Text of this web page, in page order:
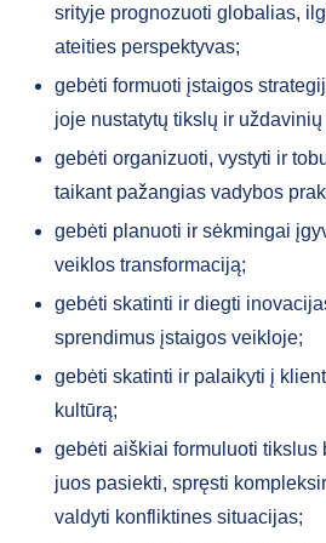
srityje prognozuoti globalias,
ateities perspektyvas;
gebėti formuoti įstaigos
joje nustatytų tikslų ir
gebėti organizuoti, vystyti ir
taikant pažangias vadybos
gebėti planuoti ir sėkmingai
veiklos transformaciją;
gebėti skatinti ir diegti
sprendimus įstaigos veikloje;
gebėti skatinti ir palaikyti į
kultūrą;
gebėti aiškiai formuluoti tikslus
juos pasiekti, spręsti
valdyti konfliktines situacijas;